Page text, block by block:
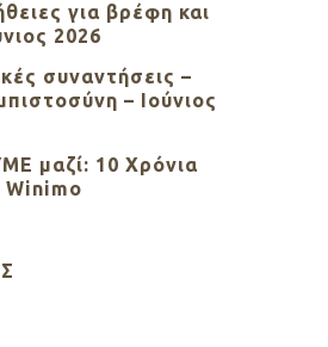
για βρέφη και
2026
συναντήσεις –
– Ιούνιος
μαζί: 10 Χρόνια